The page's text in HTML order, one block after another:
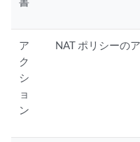
ア
ク
シ
ョ
ン
NAT ポリシーの